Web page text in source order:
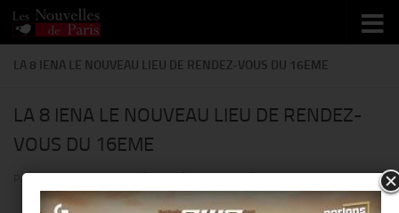
Skip to content
LA 8 IENA LE NOUVEAU LIEU DE RENDEZ-VOUS DU 16EME
LA 8 IENA LE NOUVEAU LIEU DE RENDEZ-
VOUS DU 16EME
PAR